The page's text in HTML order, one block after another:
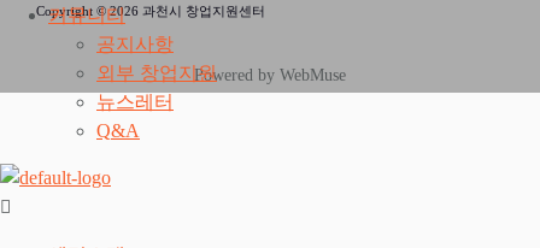
커뮤니티
공지사항
외부 창업지원
뉴스레터
Q&A
Copyright © 2026 과천시 창업지원센터
Powered by WebMuse